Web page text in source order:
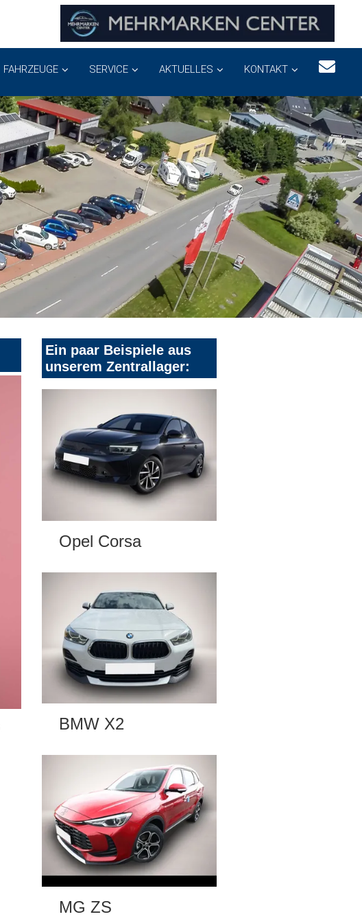
FAHRZEUGE SERVICE AKTUELLES KONTAKT
Ein paar Beispiele aus
unserem Zentrallager:
Opel Corsa
BMW X2
MG ZS